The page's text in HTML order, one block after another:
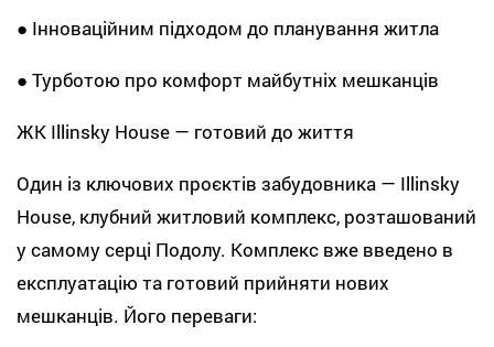
● Інноваційним підходом до планування житла
● Турботою про комфорт майбутніх мешканців
ЖК Illinsky House — готовий до життя
Один із ключових проєктів забудовника — Illinsky
House, клубний житловий комплекс, розташований
у самому серці Подолу. Комплекс вже введено в
експлуатацію та готовий прийняти нових
мешканців. Його переваги: